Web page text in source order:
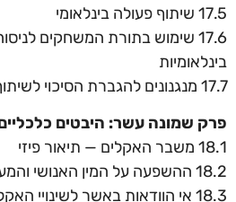
17.5 שיתוף פעולה בינלאומי
17.6 שימוש בתורת המשחקים
בינלאומיות
17.7 מנגנונים להגברת הסיכוי לשיתוף פעולה בינלאומי
פרק שמונה עשר: היבטים
18.1 משבר האקלים — תיאור פיזי
18.2 ההשפעה על המין האנושי והמערכות האקולוגיות
18.3 אי הוודאות באשר לשינויי האקלים